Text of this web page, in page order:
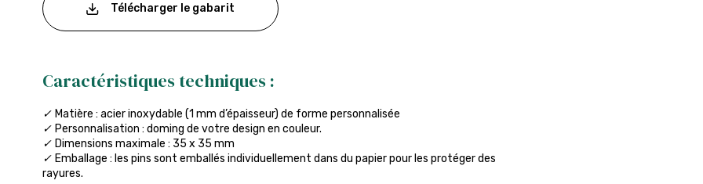
Télécharger le gabarit
Caractéristiques techniques :
✓ Matière : acier inoxydable (1 mm d’épaisseur) de forme personnalisée
✓ Personnalisation : doming de votre design en couleur.
✓ Dimensions maximale : 35 x 35 mm
✓ Emballage : les pins sont emballés individuellement dans du papier pour les protéger des
rayures.